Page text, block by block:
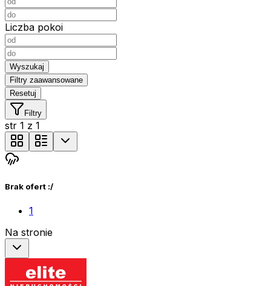
Liczba pokoi
Wyszukaj
Filtry zaawansowane
Resetuj
Filtry
str 1 z 1
Brak ofert :/
1
Na stronie